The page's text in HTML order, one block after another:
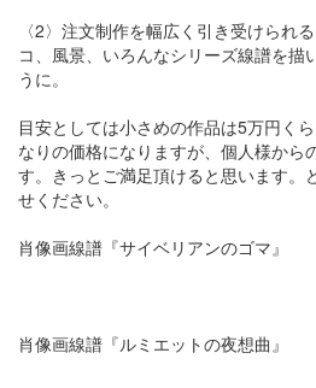
〈2〉注文制作を幅広く引き受けられ
コ、風景、いろんなシリーズ線譜を描
うに。
目安としては小さめの作品は5万円く
なりの価格になりますが、個人様から
す。きっとご満足頂けると思います。
せください。
肖像画線譜『サイベリアンのゴマ』
肖像画線譜『ルミエットの夜想曲』